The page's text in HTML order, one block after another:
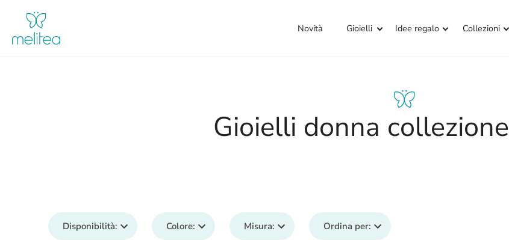
Novità Gioielli Idee regalo Collezioni
Gioielli donna
Disponibilità: Colore: Misura: Ordina per: